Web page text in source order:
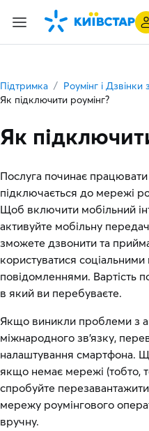
Підтримка
Роумінг і
Як підключити роумінг?
Як
Послуга починає
підключається до мережі
Щоб включити мобільний
активуйте мобільну
зможете дзвонити та
користуватися
повідомленнями. Вартість
в який ви перебуваєте.
Якщо виникли проблеми з
міжнародного зв'язку,
налаштування смартфона.
якщо немає мережі (тобто,
спробуйте перезавантажити
мережу роумінгового
вручну.